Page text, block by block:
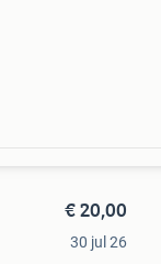
€ 20,00
30 jul 26